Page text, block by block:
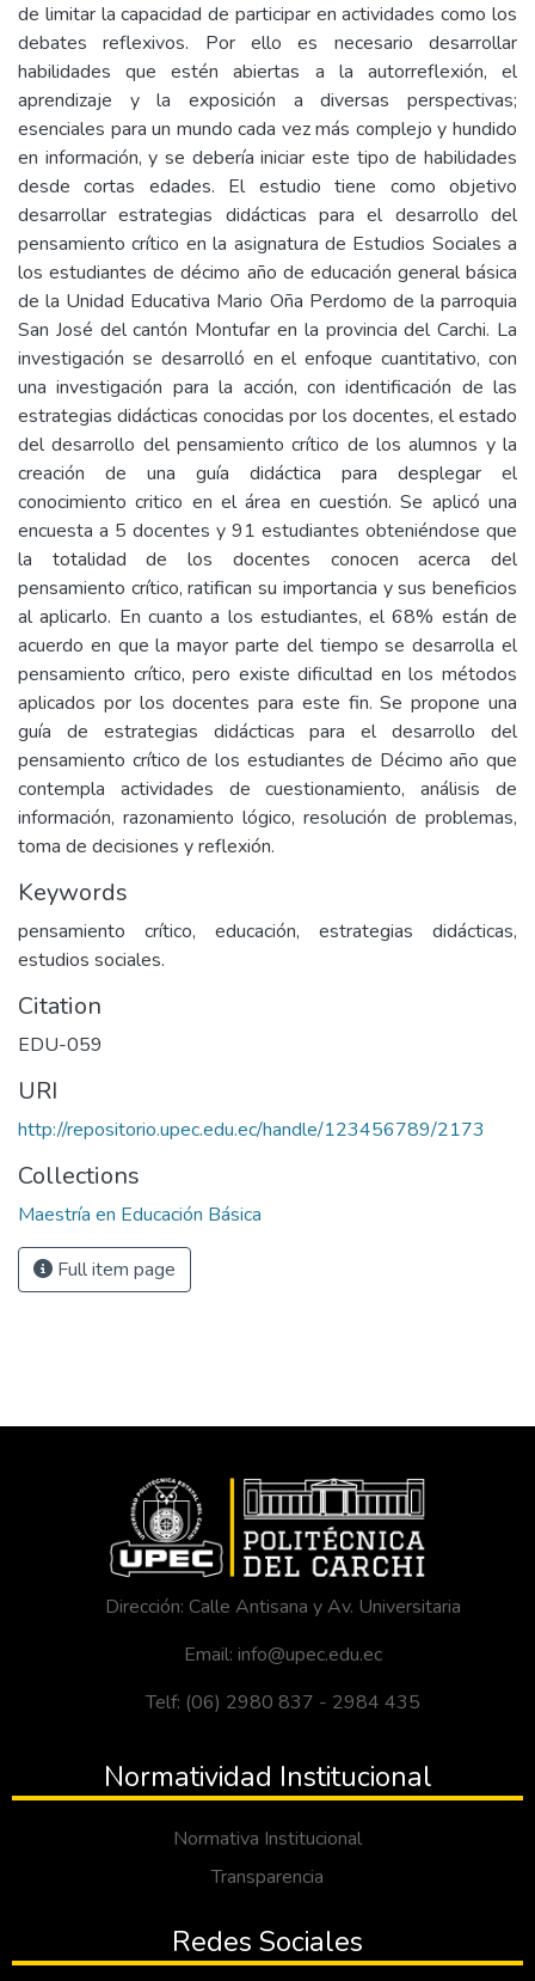
de limitar la capacidad de participar en actividades como los
debates reflexivos. Por ello es necesario desarrollar
habilidades que estén abiertas a la autorreflexión, el
aprendizaje y la exposición a diversas perspectivas;
esenciales para un mundo cada vez más complejo y hundido
en información, y se debería iniciar este tipo de habilidades
desde cortas edades. El estudio tiene como objetivo
desarrollar estrategias didácticas para el desarrollo del
pensamiento crítico en la asignatura de Estudios Sociales a
los estudiantes de décimo año de educación general básica
de la Unidad Educativa Mario Oña Perdomo de la parroquia
San José del cantón Montufar en la provincia del Carchi. La
investigación se desarrolló en el enfoque cuantitativo, con
una investigación para la acción, con identificación de las
estrategias didácticas conocidas por los docentes, el estado
del desarrollo del pensamiento crítico de los alumnos y la
creación de una guía didáctica para desplegar el
conocimiento critico en el área en cuestión. Se aplicó una
encuesta a 5 docentes y 91 estudiantes obteniéndose que
la totalidad de los docentes conocen acerca del
pensamiento crítico, ratifican su importancia y sus beneficios
al aplicarlo. En cuanto a los estudiantes, el 68% están de
acuerdo en que la mayor parte del tiempo se desarrolla el
pensamiento crítico, pero existe dificultad en los métodos
aplicados por los docentes para este fin. Se propone una
guía de estrategias didácticas para el desarrollo del
pensamiento crítico de los estudiantes de Décimo año que
contempla actividades de cuestionamiento, análisis de
información, razonamiento lógico, resolución de problemas,
toma de decisiones y reflexión.
Keywords
pensamiento crítico, educación, estrategias didácticas,
estudios sociales.
Citation
EDU-059
URI
http://repositorio.upec.edu.ec/handle/123456789/2173
Collections
Maestría en Educación Básica
Full item page
Dirección: Calle Antisana y Av. Universitaria
Email: info@upec.edu.ec
Telf: (06) 2980 837 - 2984 435
Normatividad Institucional
Normativa Institucional
Transparencia
Redes Sociales